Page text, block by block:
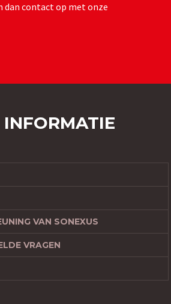
dan contact op met onze
INFORMATIE
VAN SONEXUS
VRAGEN